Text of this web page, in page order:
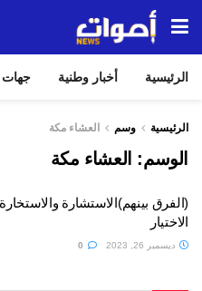
الرئيسية أخبار وطنية جهات
الرئيسية وسم العشاء مكة
الوسم: العشاء مكة
(الفرق بينهم)الاستشارة
الاختيار
ديسمبر 26, 2023